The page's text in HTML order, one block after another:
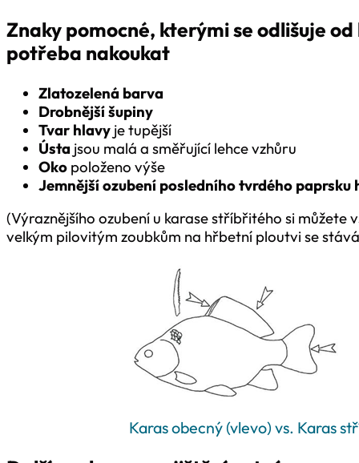
Znaky pomocné, kterými se odlišuje
potřeba nakoukat
Zlatozelená barva
Drobnější šupiny
Tvar hlavy je tupější
Ústa jsou malá a směřující lehce vzhůru
Oko položeno výše
Jemnější ozubení posledního tvrdého paprsku
(Výraznějšího ozubení u karase stříbřitého si můžete
velkým pilovitým zoubkům na hřbetní ploutvi se
Karas obecný (vlevo) vs. Karas